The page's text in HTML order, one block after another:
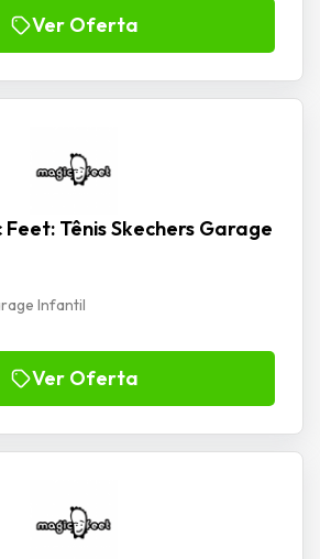
Ver Oferta
Tênis Skechers Garage
Infantil
Ver Oferta